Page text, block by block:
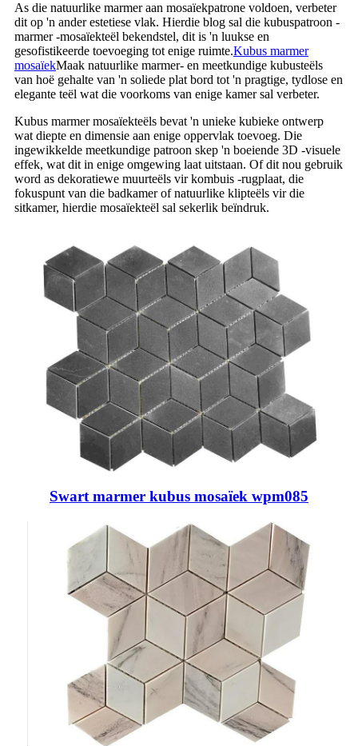
As die natuurlike marmer aan mosaïekpatrone voldoen, verbeter
dit op 'n ander estetiese vlak. Hierdie blog sal die kubuspatroon -
marmer -mosaïekteël bekendstel, dit is 'n luukse en
gesofistikeerde toevoeging tot enige ruimte.Kubus marmer
mosaïekMaak natuurlike marmer- en meetkundige kubusteëls
van hoë gehalte van 'n soliede plat bord tot 'n pragtige, tydlose en
elegante teël wat die voorkoms van enige kamer sal verbeter.
Kubus marmer mosaïekteëls bevat 'n unieke kubieke ontwerp
wat diepte en dimensie aan enige oppervlak toevoeg. Die
ingewikkelde meetkundige patroon skep 'n boeiende 3D -visuele
effek, wat dit in enige omgewing laat uitstaan. Of dit nou gebruik
word as dekoratiewe muurteëls vir kombuis -rugplaat, die
fokuspunt van die badkamer of natuurlike klipteëls vir die
sitkamer, hierdie mosaïekteël sal sekerlik beïndruk.
Swart marmer kubus mosaïek wpm085